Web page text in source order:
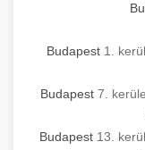
Budapest 1.
Budapest 7.
Budapest 13.